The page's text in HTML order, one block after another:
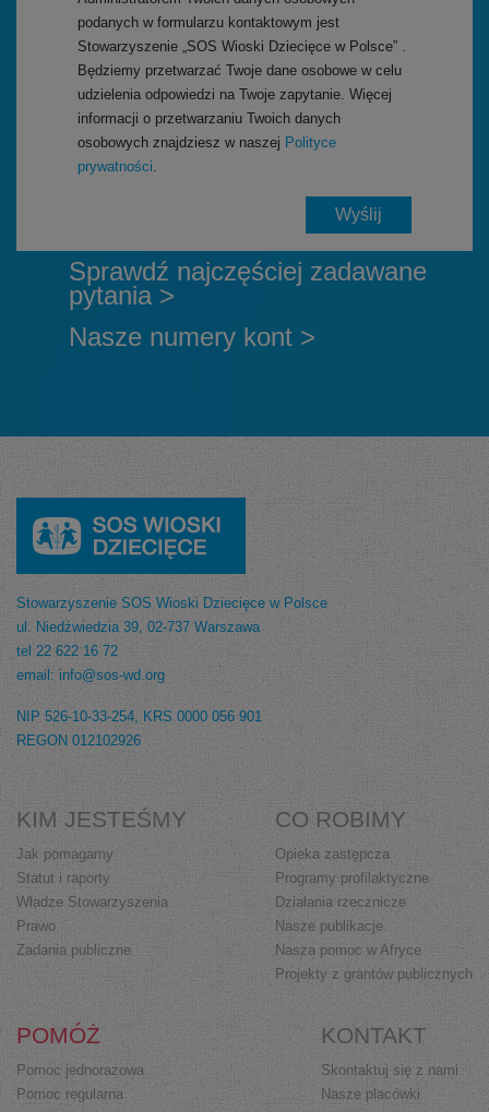
podanych w formularzu kontaktowym jest
Stowarzyszenie „SOS Wioski Dziecięce w Polsce” .
Będziemy przetwarzać Twoje dane osobowe w celu
udzielenia odpowiedzi na Twoje zapytanie. Więcej
informacji o przetwarzaniu Twoich danych
osobowych znajdziesz w naszej Polityce
prywatności.
Sprawdź najczęściej zadawane
pytania >
Nasze numery kont >
Stowarzyszenie SOS Wioski Dziecięce w Polsce
ul. Niedźwiedzia 39, 02-737 Warszawa
tel 22 622 16 72
email: info@sos-wd.org
NIP 526-10-33-254, KRS 0000 056 901
REGON 012102926
KIM JESTEŚMY
Jak pomagamy
Statut i raporty
Władze Stowarzyszenia
Prawo
Zadania publiczne
CO ROBIMY
Opieka zastępcza
Programy profilaktyczne
Działania rzecznicze
Nasze publikacje
Nasza pomoc w Afryce
Projekty z grantów publicznych
POMÓŻ
Pomoc jednorazowa
Pomoc regularna
KONTAKT
Skontaktuj się z nami
Nasze placówki